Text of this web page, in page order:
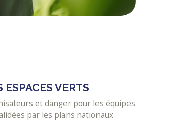
VERTS
et danger pour les équipes
par les plans nationaux